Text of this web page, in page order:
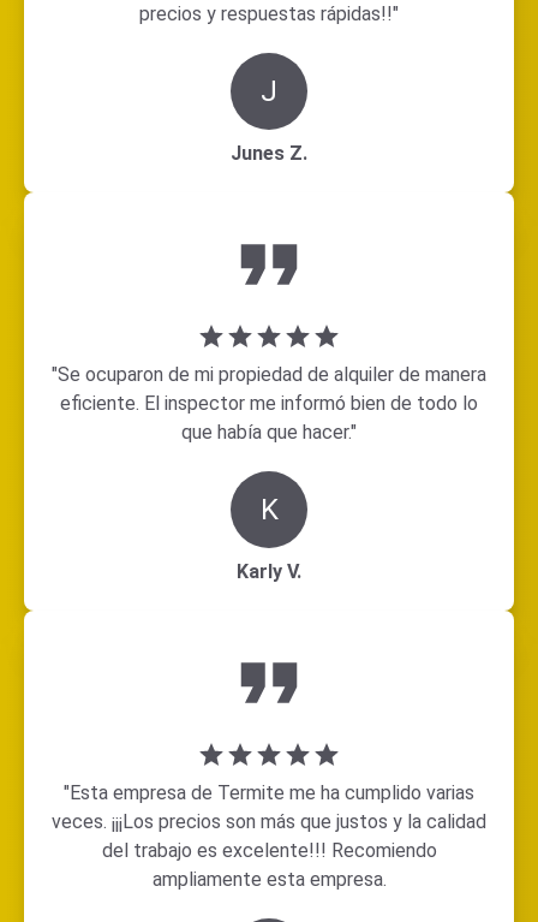
precios y respuestas rápidas!!"
J
Junes Z.
"Se ocuparon de mi propiedad de alquiler de manera
eficiente. El inspector me informó bien de todo lo
que había que hacer."
K
Karly V.
"Esta empresa de Termite me ha cumplido varias
veces. ¡¡¡Los precios son más que justos y la calidad
del trabajo es excelente!!! Recomiendo
ampliamente esta empresa.